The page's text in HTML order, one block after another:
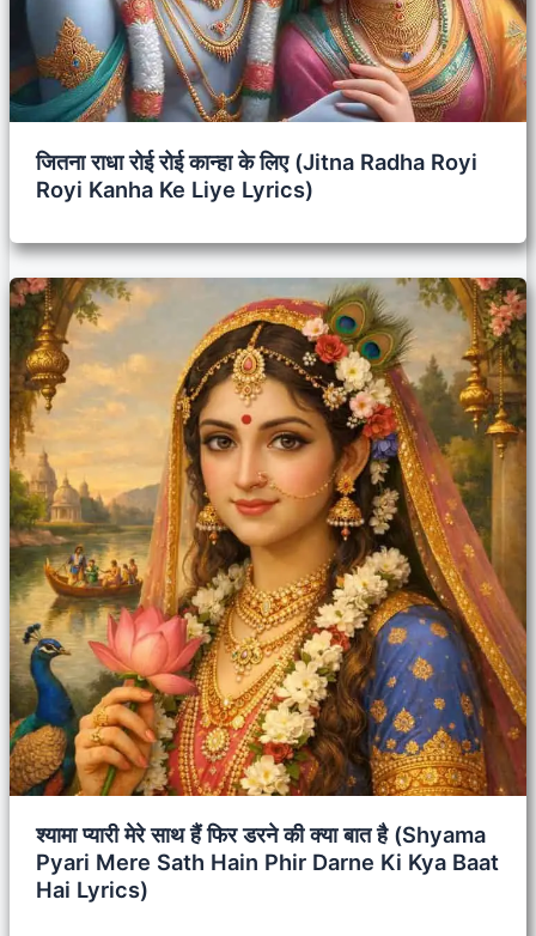
जितना राधा रोई रोई कान्हा के लिए (Jitna Radha Royi
Royi Kanha Ke Liye Lyrics)
श्यामा प्यारी मेरे साथ हैं फिर डरने की क्या बात है (Shyama
Pyari Mere Sath Hain Phir Darne Ki Kya Baat
Hai Lyrics)